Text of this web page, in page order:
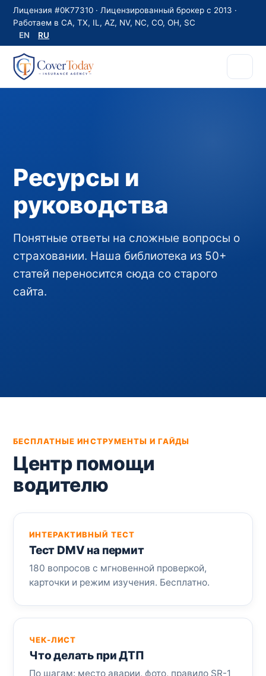
Лицензия #0K77310 · Лицензированный брокер с 2013 ·
Работаем в CA, TX, IL, AZ, NV, NC, CO, OH, SC
EN
RU
Ресурсы и
руководства
Понятные ответы на сложные вопросы о
страховании. Наша библиотека из 50+
статей переносится сюда со старого
сайта.
БЕСПЛАТНЫЕ ИНСТРУМЕНТЫ И ГАЙДЫ
Центр помощи
водителю
ИНТЕРАКТИВНЫЙ ТЕСТ
Тест DMV на пермит
180 вопросов с мгновенной проверкой,
карточки и режим изучения. Бесплатно.
ЧЕК-ЛИСТ
Что делать при ДТП
По шагам: место аварии, фото, правило SR-1